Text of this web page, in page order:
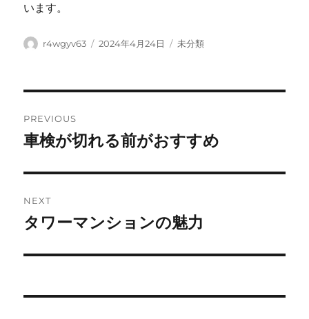
います。
Author
r4wgyv63
Posted
2024年4月24日 Categories
未分類
navigation
PREVIOUS
Previous
車検が切れる前がおすすめ
NEXT
Next
タワーマンションの魅力